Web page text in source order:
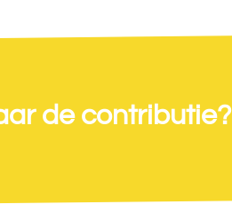
de contributie?